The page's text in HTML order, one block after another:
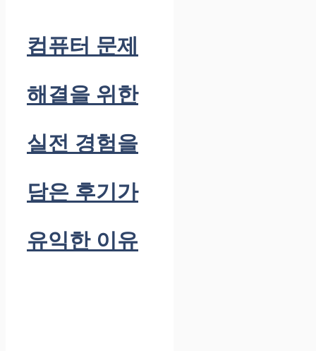
컴퓨터 문제
해결을 위한
실전 경험을
담은 후기가
유익한 이유